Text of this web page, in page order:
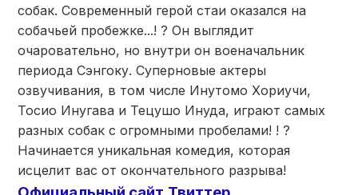
собак. Современный герой стаи оказался на
собачьей пробежке...! ? Он выглядит
очаровательно, но внутри он военачальник
периода Сэнгоку. Суперновые актеры
озвучивания, в том числе Инутомо Хориучи,
Тосио Инугава и Тецушо Инуда, играют самых
разных собак с огромными пробелами! ! ?
Начинается уникальная комедия, которая
исцелит вас от окончательного разрыва!